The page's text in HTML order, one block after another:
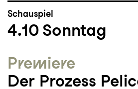
Schauspiel
4.10 Sonntag
Premiere
Der Prozess